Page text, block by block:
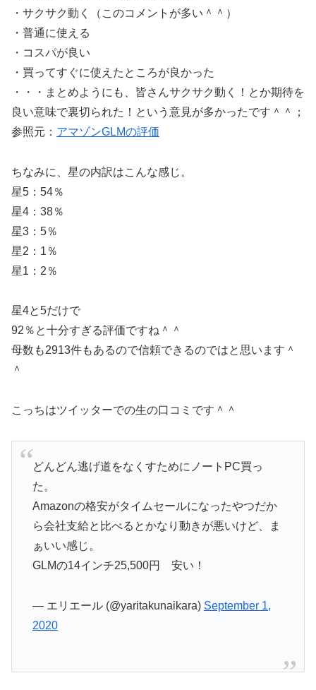
・サクサク動く（このコメントが多い＾＾）
・普通に使える
・コスパが良い
・買ってすぐに使えたところが良かった
・・・まとめようにも、皆さんサクサク動く！とか期待を
良い意味で裏切られた！という意見が多かったです＾＾；
参照元： アマゾンGLMの評価
ちなみに、星の内訳はこんな感じ。
星5：54％
星4：38％
星3：5％
星2：1％
星1：2％
星4と5だけで
92％と十分すぎる評価ですね＾＾
母数も2913件もあるので信頼できるのではと思います＾
＾
こっちはツイッターでの生の口コミです＾＾
どんどん逃げ道をなくすためにノートPC買っ
た。
Amazonの格安がタイムセールになったやつだか
ら会社支給と比べるとかなり動きが悪いけど、ま
ぁいい感じ。
GLMの14インチ25,500円 安い！
— エリエール (@yaritakunaikara) September 1,
2020